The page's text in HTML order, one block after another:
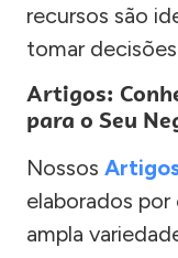
recursos são
tomar
Artigos:
para o Seu
Nossos
elaborados por
ampla